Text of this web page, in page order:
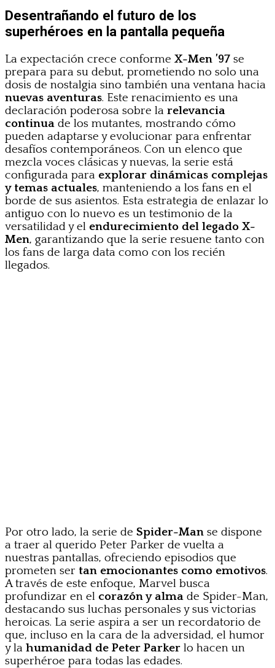
Desentrañando el futuro de los
superhéroes en la pantalla pequeña
La expectación crece conforme X-Men ’97 se
prepara para su debut, prometiendo no solo una
dosis de nostalgia sino también una ventana hacia
nuevas aventuras. Este renacimiento es una
declaración poderosa sobre la relevancia
continua de los mutantes, mostrando cómo
pueden adaptarse y evolucionar para enfrentar
desafíos contemporáneos. Con un elenco que
mezcla voces clásicas y nuevas, la serie está
configurada para explorar dinámicas complejas
y temas actuales, manteniendo a los fans en el
borde de sus asientos. Esta estrategia de enlazar lo
antiguo con lo nuevo es un testimonio de la
versatilidad y el endurecimiento del legado X-
Men, garantizando que la serie resuene tanto con
los fans de larga data como con los recién
llegados.
Por otro lado, la serie de Spider-Man se dispone
a traer al querido Peter Parker de vuelta a
nuestras pantallas, ofreciendo episodios que
prometen ser tan emocionantes como emotivos.
A través de este enfoque, Marvel busca
profundizar en el corazón y alma de Spider-Man,
destacando sus luchas personales y sus victorias
heroicas. La serie aspira a ser un recordatorio de
que, incluso en la cara de la adversidad, el humor
y la humanidad de Peter Parker lo hacen un
superhéroe para todas las edades.